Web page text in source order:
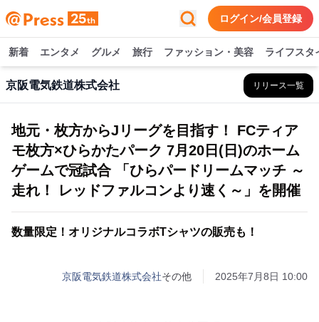
ログイン/会員登録
新着 エンタメ グルメ 旅行 ファッション・美容 ライフスタ
京阪電気鉄道株式会社 リリース一覧
地元・枚方からJリーグを目指す！ FCティア
モ枚方×ひらかたパーク 7月20日(日)のホーム
ゲームで冠試合 「ひらパードリームマッチ ～
走れ！ レッドファルコンより速く～」を開催
数量限定！オリジナルコラボTシャツの販売も！
京阪電気鉄道株式会社その他 2025年7月8日 10:00